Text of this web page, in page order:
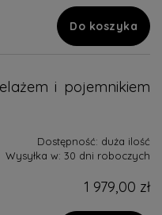
Do koszyka
i pojemnikiem
Dostępność: duża ilość
Wysyłka w: 30 dni roboczych
1 979,00 zł